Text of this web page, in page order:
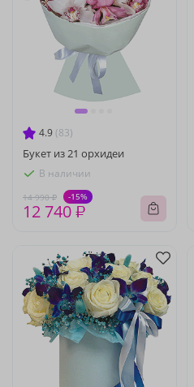
4.9 (83)
Букет из 21 орхидеи
В наличии
14 990 ₽ -15%
12 740 ₽